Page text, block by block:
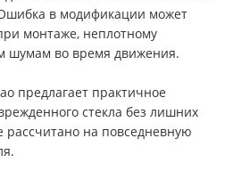
в модификации может
монтаже, неплотному
шумам во время движения.
предлагает практичное
стекла без лишних
рассчитано на повседневную